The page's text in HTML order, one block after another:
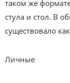
таком же
стула и стол. В
существовало
Личные